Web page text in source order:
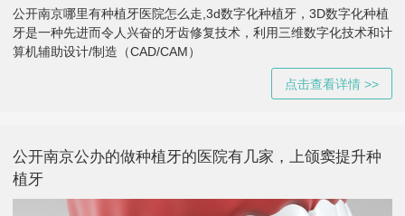
公开南京哪里有种植牙医院怎么走,3d数字化种植牙，3D数字化种植
牙是一种先进而令人兴奋的牙齿修复技术，利用三维数字化技术和计
算机辅助设计/制造（CAD/CAM）
点击查看详情 >>
公开南京公办的做种植牙的医院有几家，上颌窦提升种
植牙